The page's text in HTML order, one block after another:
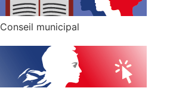
Conseil municipal